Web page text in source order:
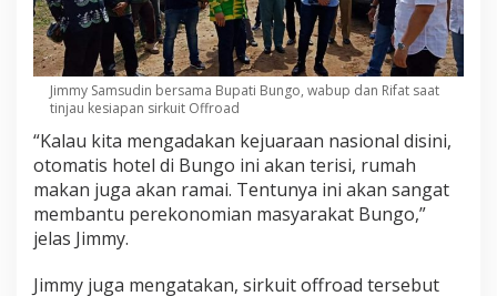
Jimmy Samsudin bersama Bupati Bungo, wabup dan Rifat saat
tinjau kesiapan sirkuit Offroad
“Kalau kita mengadakan kejuaraan nasional disini,
otomatis hotel di Bungo ini akan terisi, rumah
makan juga akan ramai. Tentunya ini akan sangat
membantu perekonomian masyarakat Bungo,”
jelas Jimmy.
Jimmy juga mengatakan, sirkuit offroad tersebut